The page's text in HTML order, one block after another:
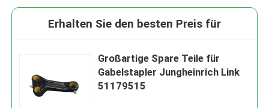
Erhalten Sie den besten Preis für
Großartige Spare Teile für
Gabelstapler Jungheinrich Link
51179515